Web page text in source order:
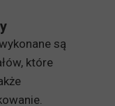
są
które